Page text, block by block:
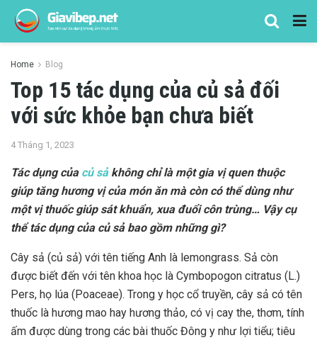
Home Blog
Top 15 tác dụng của củ sả đối
với sức khỏe bạn chưa biết
4 Tháng 1, 2023
Tác dụng của củ sảkhông chỉ là một gia vị quen thuộc
giúp tăng hương vị của món ăn mà còn có thể dùng như
một vị thuốc giúp sát khuẩn, xua đuổi côn trùng… Vậy cụ
thể tác dụng của củ sả bao gồm những gì?
Cây sả (củ sả) với tên tiếng Anh là lemongrass. Sả còn
được biết đến với tên khoa học là Cymbopogon citratus (L.)
Pers, họ lúa (Poaceae). Trong y học cổ truyền, cây sả có tên
thuốc là hương mao hay hương thảo, có vị cay the, thơm, tính
ấm được dùng trong các bài thuốc Đông y như lợi tiểu; tiêu